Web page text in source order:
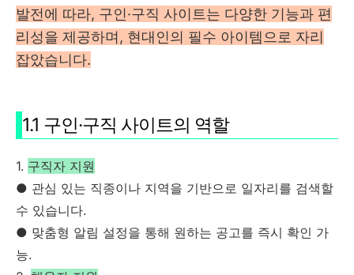
발전에 따라, 구인·구직 사이트는 다양한 기능과 편
리성을 제공하며, 현대인의 필수 아이템으로 자리
잡았습니다.
1.1 구인·구직 사이트의 역할
1. 구직자 지원
● 관심 있는 직종이나 지역을 기반으로 일자리를 검색할
수 있습니다.
● 맞춤형 알림 설정을 통해 원하는 공고를 즉시 확인 가
능.